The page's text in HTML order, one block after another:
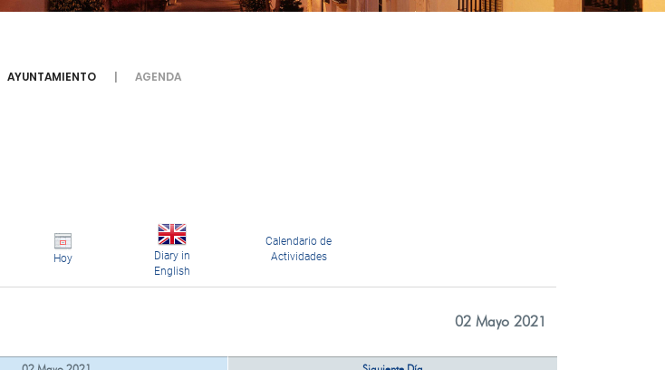
AYUNTAMIENTO AGENDA
Hoy
Diary in
English
Calendario de
Actividades
02 Mayo 2021